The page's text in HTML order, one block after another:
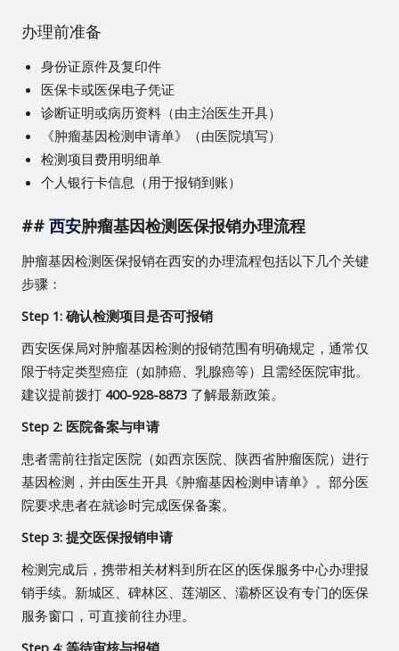
办理前准备
身份证原件及复印件
医保卡或医保电子凭证
诊断证明或病历资料（由主治医生开具）
《肿瘤基因检测申请单》（由医院填写）
检测项目费用明细单
个人银行卡信息（用于报销到账）
## 西安肿瘤基因检测医保报销办理流程
肿瘤基因检测医保报销在西安的办理流程包括以下几个关键
步骤：
Step 1: 确认检测项目是否可报销
西安医保局对肿瘤基因检测的报销范围有明确规定，通常仅
限于特定类型癌症（如肺癌、乳腺癌等）且需经医院审批。
建议提前拨打 400-928-8873了解最新政策。
Step 2: 医院备案与申请
患者需前往指定医院（如西京医院、陕西省肿瘤医院）进行
基因检测，并由医生开具《肿瘤基因检测申请单》。部分医
院要求患者在就诊时完成医保备案。
Step 3: 提交医保报销申请
检测完成后，携带相关材料到所在区的医保服务中心办理报
销手续。新城区、碑林区、莲湖区、灞桥区设有专门的医保
服务窗口，可直接前往办理。